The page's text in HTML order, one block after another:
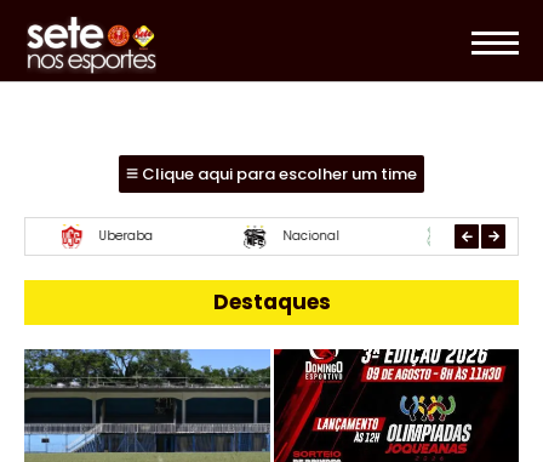
Clique aqui para escolher um time
Essube Mamoré URT
Destaques